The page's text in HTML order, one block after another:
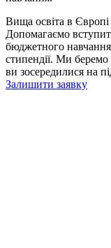
Вища освіта в Європі
Допомагаємо
бюджетного
стипендії. Ми
ви зосередилися на
Залишити заявку